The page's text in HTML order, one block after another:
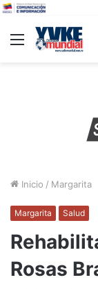
Menu
Inicio / Margarita
Margarita Salud
Rosas